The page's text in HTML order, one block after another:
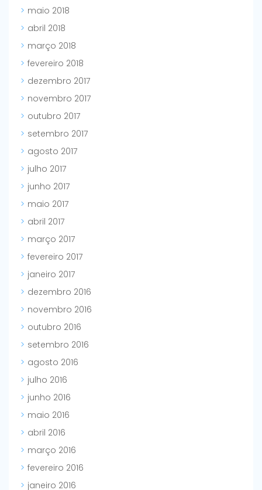
maio 2018
abril 2018
março 2018
fevereiro 2018
dezembro 2017
novembro 2017
outubro 2017
setembro 2017
agosto 2017
julho 2017
junho 2017
maio 2017
abril 2017
março 2017
fevereiro 2017
janeiro 2017
dezembro 2016
novembro 2016
outubro 2016
setembro 2016
agosto 2016
julho 2016
junho 2016
maio 2016
abril 2016
março 2016
fevereiro 2016
janeiro 2016